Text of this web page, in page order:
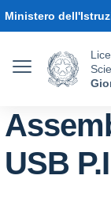
Ministero
USB